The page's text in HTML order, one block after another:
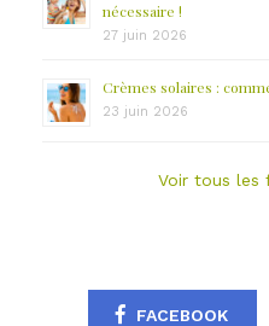
nécessaire !
27 juin 2026
Crèmes solaires :
23 juin 2026
Voir tous les
FACEBOOK